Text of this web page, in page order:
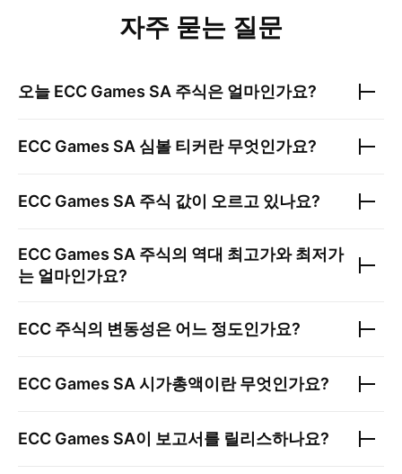
자주 묻는 질문
오늘 ECC Games SA 주식은 얼마인가요?
ECC Games SA 심볼 티커란 무엇인가요?
ECC Games SA 주식 값이 오르고 있나요?
ECC Games SA 주식의 역대 최고가와 최저가
는 얼마인가요?
ECC 주식의 변동성은 어느 정도인가요?
ECC Games SA 시가총액이란 무엇인가요?
ECC Games SA이 보고서를 릴리스하나요?